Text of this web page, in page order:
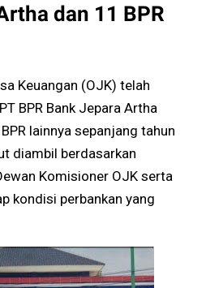
dan 11 BPR
Keuangan (OJK) telah
BPR Bank Jepara Artha
lainnya sepanjang tahun
diambil berdasarkan
Komisioner OJK serta
kondisi perbankan yang